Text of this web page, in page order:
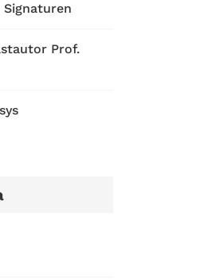
Signaturen
Prof.